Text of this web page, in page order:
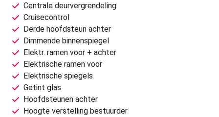
Centrale deurvergrendeling
Cruisecontrol
Derde hoofdsteun achter
Dimmende binnenspiegel
Elektr. ramen voor + achter
Elektrische ramen voor
Elektrische spiegels
Getint glas
Hoofdsteunen achter
Hoogte verstelling bestuurder